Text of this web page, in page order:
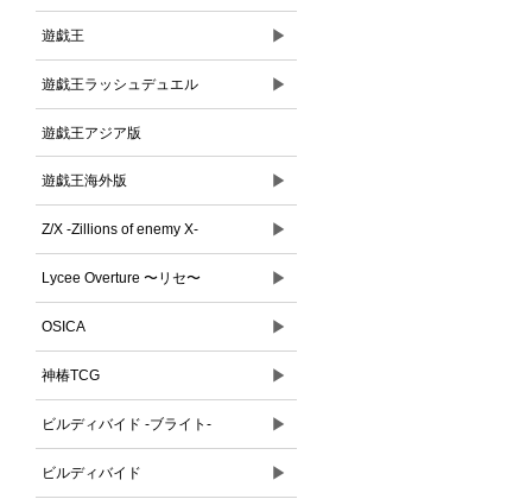
遊戯王 ▶
遊戯王ラッシュデュエル ▶
遊戯王アジア版
遊戯王海外版 ▶
Z/X -Zillions of enemy X- ▶
Lycee Overture 〜リセ〜 ▶
OSICA ▶
神椿TCG ▶
ビルディバイド -ブライト- ▶
ビルディバイド ▶